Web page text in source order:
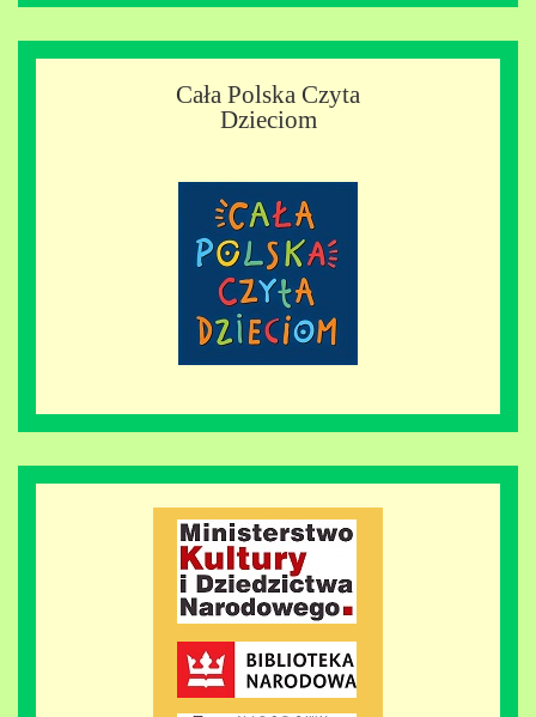
Cała Polska Czyta
Dzieciom